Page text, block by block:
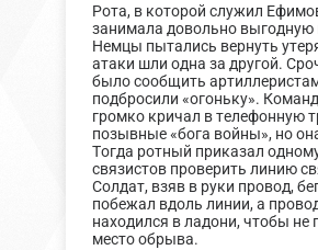
Рота, в которой служил
занимала довольно выгодную
Немцы пытались вернуть
атаки шли одна за другой.
было сообщить
подбросили «огоньку».
громко кричал в телефонную
позывные «бога войны», но
Тогда ротный приказал
связистов проверить линию
Солдат, взяв в руки провод,
побежал вдоль линии, а
находился в ладони, чтобы не
место обрыва.